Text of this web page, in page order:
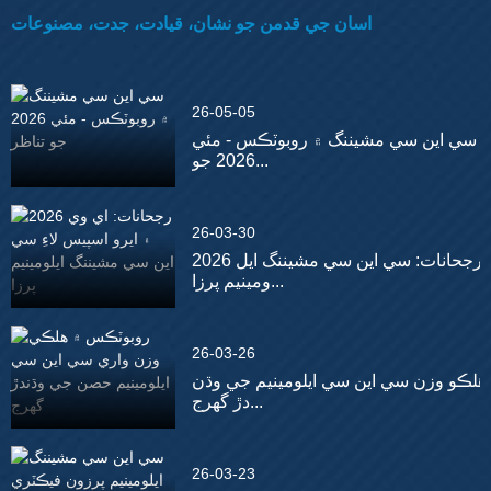
اسان جي قدمن جو نشان، قيادت، جدت، مصنوعات
26-05-05
سي اين سي مشيننگ ۾ روبوٽڪس - مئي
2026 جو...
26-03-30
2026 رجحانات: سي اين سي مشيننگ ايل
ومينيم پرزا...
26-03-26
هلڪو وزن سي اين سي ايلومينيم جي وڌن
دڙ گهرج...
26-03-23